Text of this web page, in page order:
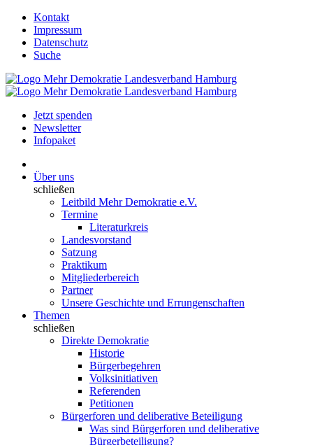
Kontakt
Impressum
Datenschutz
Suche
Jetzt spenden
Newsletter
Infopaket
Über uns
schließen
Leitbild Mehr Demokratie e.V.
Termine
Literaturkreis
Landesvorstand
Satzung
Praktikum
Mitgliederbereich
Partner
Unsere Geschichte und Errungenschaften
Themen
schließen
Direkte Demokratie
Historie
Bürgerbegehren
Volksinitiativen
Referenden
Petitionen
Bürgerforen und deliberative Beteiligung
Was sind Bürgerforen und deliberative
Bürgerbeteiligung?